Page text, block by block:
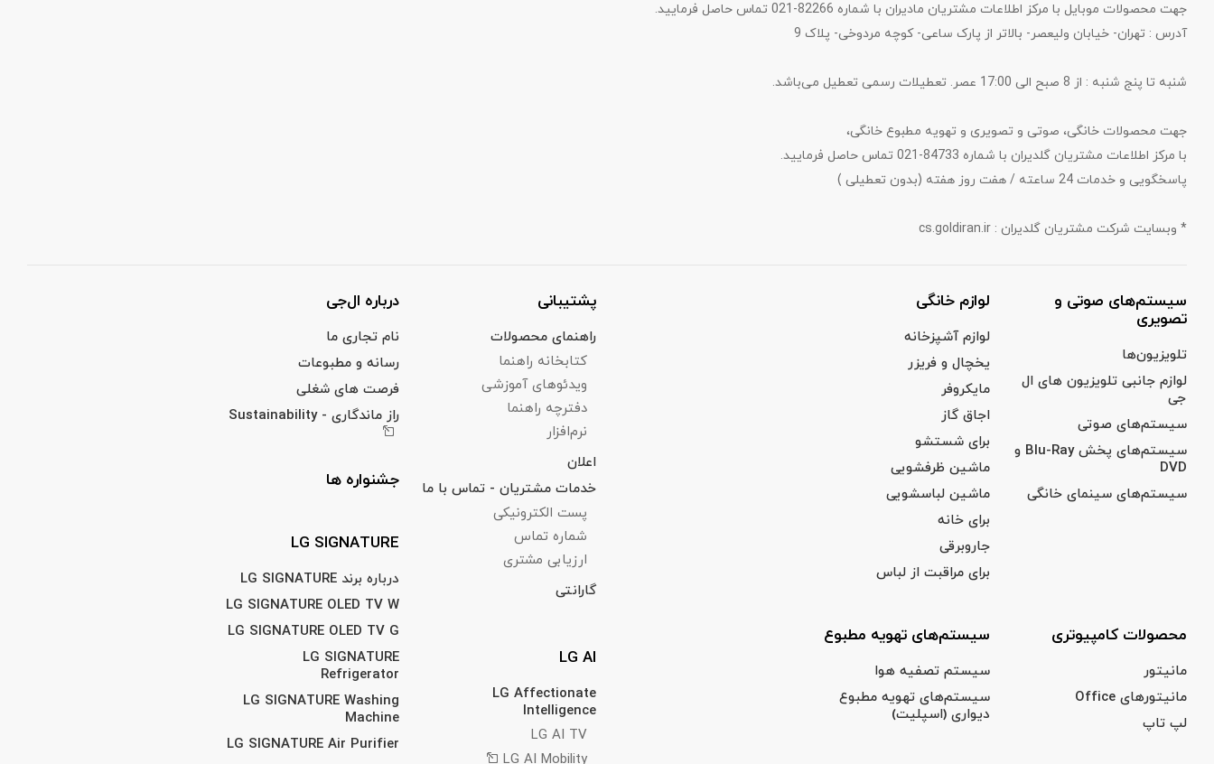
جهت محصولات موبایل با مرکز اطلاعات مشتریان مادیران با شماره 82266-021 تماس حاصل فرمایید.
آدرس : تهران- خیابان ولیعصر- بالاتر از پارک ساعی- کوچه مردوخی- پلاک 9
شنبه تا پنج شنبه : از 8 صبح الی 17:00 عصر. تعطیلات رسمی تعطیل می‌باشد.
جهت محصولات خانگی، صوتی و تصویری و تهویه مطبوع خانگی،
با مرکز اطلاعات مشتریان گلدیران با شماره 84733-021 تماس حاصل فرمایید.
پاسخگویی و خدمات 24 ساعته / هفت روز هفته (بدون تعطیلی )
* وبسایت شرکت مشتریان گلدیران : cs.goldiran.ir
سیستم‌های صوتی و
تصویری
تلویزیون‌ها
لوازم جانبی تلویزیون های ال
جی
سیستم‌های صوتی
سیستم‌های پخش Blu-Ray و
DVD
سیستم‌های سینمای خانگی
لوازم خانگی
لوازم آشپزخانه
یخچال‌‌ و فریزر
مایکروفر
اجاق گاز
برای شستشو
ماشین ظرفشویی
ماشین لباسشویی
برای خانه
جاروبرقی
برای مراقبت از لباس
محصولات کامپیوتری
مانیتور
مانیتورهای Office
لپ تاپ
سیستم‌های تهویه مطبوع
سیستم تصفیه هوا
سیستم‌های تهویه مطبوع
دیواری (اسپلیت)
پشتیبانی
راهنمای محصولات
کتابخانه راهنما
ویدئوهای آموزشی
دفترچه‌ راهنما
نرم‌افزار
اعلان
خدمات مشتریان - تماس با ما
پست الکترونیکی
شماره تماس
ارزیابی مشتری
گارانتی
LG AI
LG Affectionate
Intelligence
LG AI TV
LG AI Mobility
درباره ال‌جی
نام تجاری ما
رسانه و مطبوعات
فرصت های شغلی
راز ماندگاری - Sustainability
جشنواره ها
LG SIGNATURE
درباره برند LG SIGNATURE
LG SIGNATURE OLED TV W
LG SIGNATURE OLED TV G
LG SIGNATURE
Refrigerator
LG SIGNATURE Washing
Machine
LG SIGNATURE Air Purifier